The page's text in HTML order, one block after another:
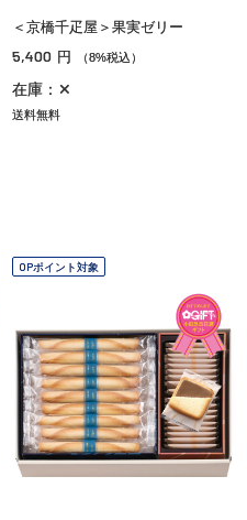
＜京橋千疋屋＞果実ゼリー
5,400 円 （8%税込）
在庫：✕
送料無料
OPポイント対象